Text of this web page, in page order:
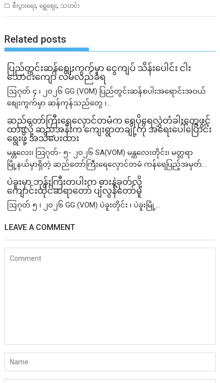
စီးပွားရေး,ရွှေဈေး, သတင်း
Related posts
ပြည်တွင်းဆန်စျေးကွက်မှာ ငွေကျပ် သိန်းပေါင်း ငါး​
သောင်းကျော် လိမ်လည်ခံရ
ဩဂုတ် ၄ ၊ ၂၀၂၆ GG (VOM) ပြည်တွင်းဆန်စပါးအရောင်းအဝယ်
စျေးကွက်မှာ ဆန်ကုန်သည်တွေ ၊...
ဆည်တော်ကြီးရေလှောင်တမံက ရေပိုရေလွှဲတံခါးတွေဖွင့်
ထားလို့ ဆည်အနီးက ကျေးရွာတချို့ကို အရေးပေါ်ပြောင်း
ရွေးဖို့ အသိပေးထား
မန္တလေး၊ သြဂုတ်- ၅- ၂၀၂၆ SA(VOM) မန္တလေးတိုင်း၊ မတ္တရာ
မြို့နယ်မှာရှိတဲ့ ဆည်တော်ကြီးရေလှောင်တမံ ကန်ရေပြည့်အမှတ်...
ပဲခူးမှာ ဘုန်းကြီးတပါးက ဓားနဲ့ခုတ်လို့
ကျောင်းထိုင်ဆရာတော် ပျံလွန်တော်မူ
ဩဂုတ် ၅ ၊ ၂၀၂၆ GG (VOM) ပဲခူးတိုင်း ၊ ပဲခူးမြို့...
LEAVE A COMMENT